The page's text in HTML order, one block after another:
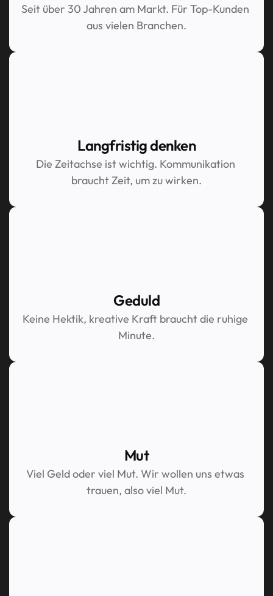
Seit über 30 Jahren am Markt. Für Top-Kunden
aus vielen Branchen.
Langfristig denken
Die Zeitachse ist wichtig. Kommunikation
braucht Zeit, um zu wirken.
Geduld
Keine Hektik, kreative Kraft braucht die ruhige
Minute.
Mut
Viel Geld oder viel Mut. Wir wollen uns etwas
trauen, also viel Mut.